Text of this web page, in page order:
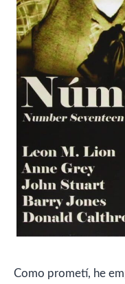
Como prometí, he